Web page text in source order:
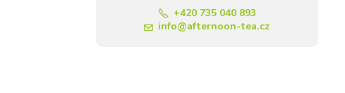
+420 735 040 893
info@afternoon-tea.cz